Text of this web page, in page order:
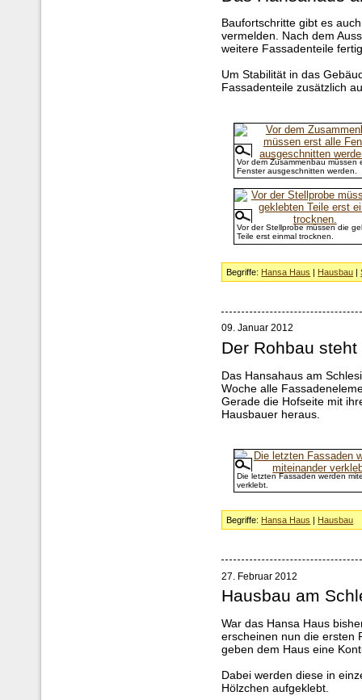
Baufortschritte gibt es
vermelden. Nach dem
weitere Fassadenteile
Um Stabilität in das
Fassadenteile zusätzlich
Vor dem Zusammenbau müssen
Fenster ausgeschnitten werden.
Vor der Stellprobe müssen die
Teile erst einmal trocknen.
Begriffe: Hansa Haus | Hausbau |
09. Januar 2012
Der Rohbau steht
Das Hansahaus am
Woche alle
Gerade die Hofseite mit
Hausbauer heraus.
Die letzten Fassaden werden
verklebt.
Begriffe: Hansa Haus Hausbau
27. Februar 2012
Hausbau am
War das Hansa Haus
erscheinen nun die ersten
geben dem Haus eine
Dabei werden diese in
Hölzchen aufgeklebt.